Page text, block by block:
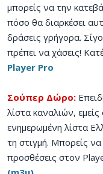
μπορείς να την
πόσο θα διαρκέσει
δράσεις γρήγορα.
πρέπει να χάσεις!
Player Pro
Σούπερ Δώρο:
λίστα καναλιών,
ενημερωμένη λίστα
τη στιγμή. Μπορείς
προσθέσεις στον